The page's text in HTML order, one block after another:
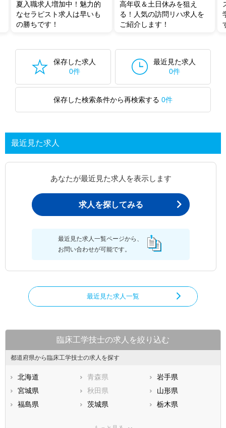
グした上で求人をご提案いたします。
ご希望条件がまだ定まっていない方は
人気の希望条件をピックアップし
た求人特集 をぜひご活用ください。
い。
夏入職求人増加中！魅力的
なセラピスト求人は早いも
の勝ちです！
高年収＆土日休みを狙え
る！人気の訪問リハ求人を
ご紹介します！
保存した求人
0件
最近見た求人
0件
保存した検索条件から再検索する 0件
最近見た求人
あなたが最近見た求人を表示します
求人を探してみる
最近見た求人一覧ページから、
お問い合わせが可能です。
最近見た求人一覧
臨床工学技士の求人を絞り込む
都道府県から臨床工学技士の求人を探す
北海道 青森県
岩手県
宮城県
秋田県
山形県
福島県
茨城県
栃木県